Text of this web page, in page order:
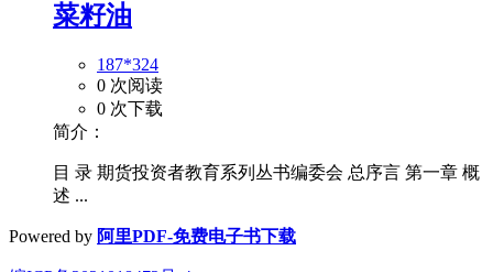
菜籽油
187*324
0 次阅读
0 次下载
简介：
目 录 期货投资者教育系列丛书编委会 总序言 第一章 概
述 ...
Powered by 阿里PDF-免费电子书下载